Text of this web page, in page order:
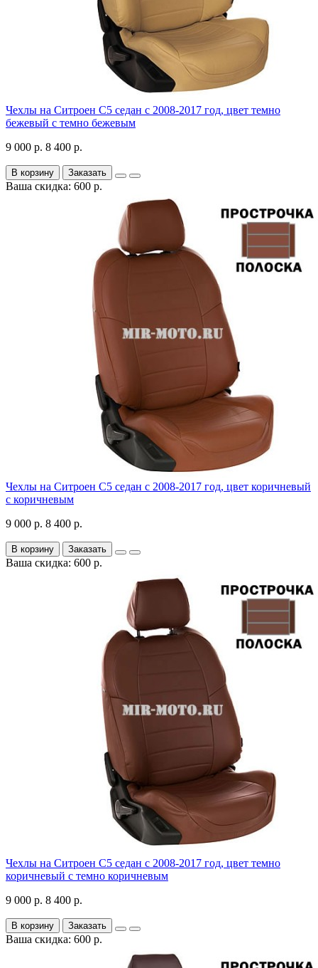
Чехлы на Ситроен С5 седан с 2008-2017 год, цвет темно
бежевый с темно бежевым
9 000 р. 8 400 р.
В корзину Заказать
Ваша скидка: 600 р.
Чехлы на Ситроен С5 седан с 2008-2017 год, цвет коричневый
с коричневым
9 000 р. 8 400 р.
В корзину Заказать
Ваша скидка: 600 р.
Чехлы на Ситроен С5 седан с 2008-2017 год, цвет темно
коричневый с темно коричневым
9 000 р. 8 400 р.
В корзину Заказать
Ваша скидка: 600 р.